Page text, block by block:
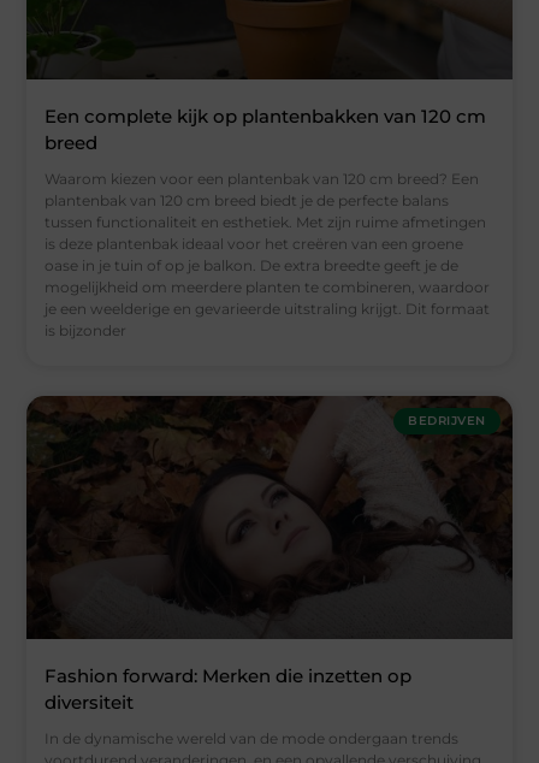
Een complete kijk op plantenbakken van 120 cm
breed
Waarom kiezen voor een plantenbak van 120 cm breed? Een
plantenbak van 120 cm breed biedt je de perfecte balans
tussen functionaliteit en esthetiek. Met zijn ruime afmetingen
is deze plantenbak ideaal voor het creëren van een groene
oase in je tuin of op je balkon. De extra breedte geeft je de
mogelijkheid om meerdere planten te combineren, waardoor
je een weelderige en gevarieerde uitstraling krijgt. Dit formaat
is bijzonder
BEDRIJVEN
Fashion forward: Merken die inzetten op
diversiteit
In de dynamische wereld van de mode ondergaan trends